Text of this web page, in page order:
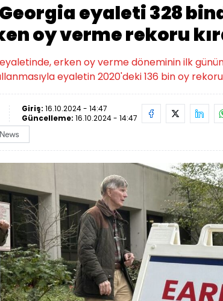
eyaleti 328
oy verme rekoru
erken oy verme döneminin ilk
eyaletin 2020'deki 136 bin oy rekoru
Giriş: 16.10.2024 - 14:47
Güncelleme: 16.10.2024 - 14:47